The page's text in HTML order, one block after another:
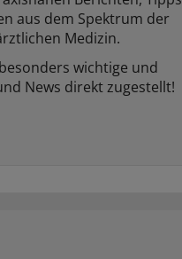
aus dem Spektrum der
Medizin.
wichtige und
News direkt zugestellt!